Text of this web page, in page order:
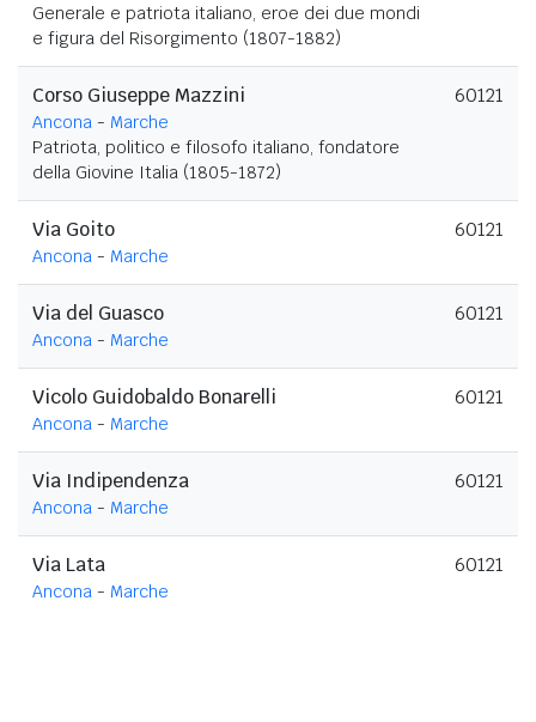
Generale e patriota italiano, eroe dei due mondi
e figura del Risorgimento (1807-1882)
Corso Giuseppe Mazzini
Ancona - Marche
Patriota, politico e filosofo italiano, fondatore
della Giovine Italia (1805-1872)
60121
Via Goito
Ancona - Marche
60121
Via del Guasco
Ancona - Marche
60121
Vicolo Guidobaldo Bonarelli
Ancona - Marche
60121
Via Indipendenza
Ancona - Marche
60121
Via Lata
Ancona - Marche
60121